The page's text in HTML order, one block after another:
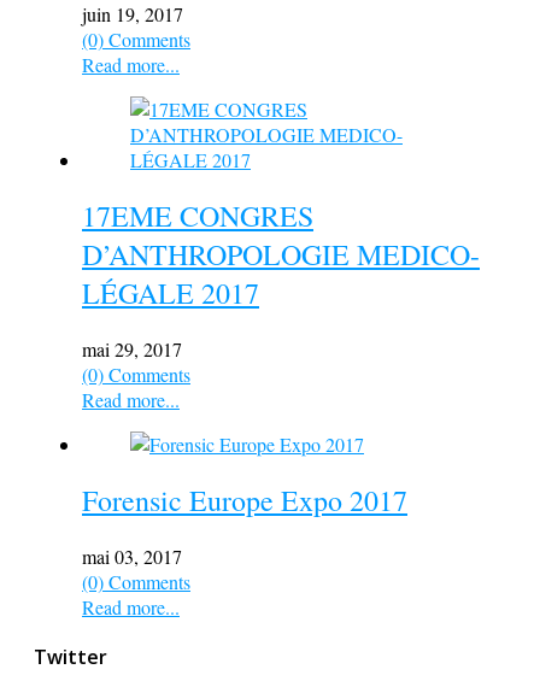
juin 19, 2017
(0) Comments
Read more...
17EME CONGRES
D’ANTHROPOLOGIE MEDICO-
LÉGALE 2017
mai 29, 2017
(0) Comments
Read more...
Forensic Europe Expo 2017
mai 03, 2017
(0) Comments
Read more...
Twitter